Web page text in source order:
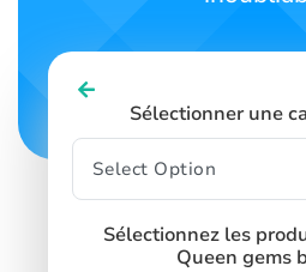
Sélectionner une
Sélectionnez les
Queen gems